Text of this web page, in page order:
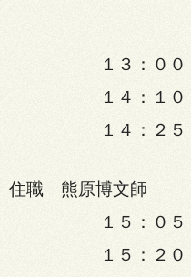
１３：０
１４：１
１４：２
ご講師 戸
住職 熊原博文師
１５：０
１５：２